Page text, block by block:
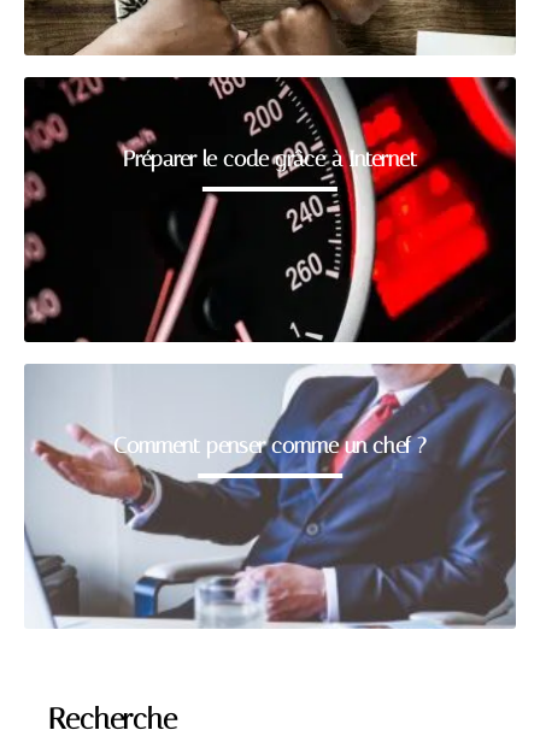
Préparer le code grâce à Internet
Comment penser comme un chef ?
Recherche